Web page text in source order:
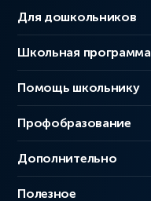
Для дошкольников
Школьная программа
Помощь школьнику
Профобразование
Дополнительно
Полезное